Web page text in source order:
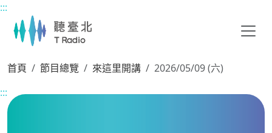
主要內容區塊
:::
首頁 節目總覽 來這里開講
2026/05/09 (六)
:::